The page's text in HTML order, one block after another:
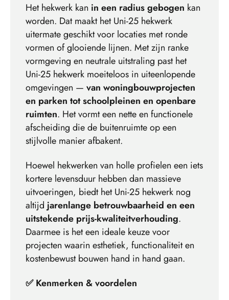
Het hekwerk kan in een radius gebogen kan
worden. Dat maakt het Uni-25 hekwerk
uitermate geschikt voor locaties met ronde
vormen of glooiende lijnen. Met zijn ranke
vormgeving en neutrale uitstraling past het
Uni-25 hekwerk moeiteloos in uiteenlopende
omgevingen — van woningbouwprojecten
en parken tot schoolpleinen en openbare
ruimten. Het vormt een nette en functionele
afscheiding die de buitenruimte op een
stijlvolle manier afbakent.
Hoewel hekwerken van holle profielen een iets
kortere levensduur hebben dan massieve
uitvoeringen, biedt het Uni-25 hekwerk nog
altijd jarenlange betrouwbaarheid en een
uitstekende prijs-kwaliteitverhouding.
Daarmee is het een ideale keuze voor
projecten waarin esthetiek, functionaliteit en
kostenbewust bouwen hand in hand gaan.
✅ Kenmerken & voordelen